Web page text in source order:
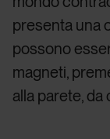
presenta una
possono
magneti,
alla parete, da